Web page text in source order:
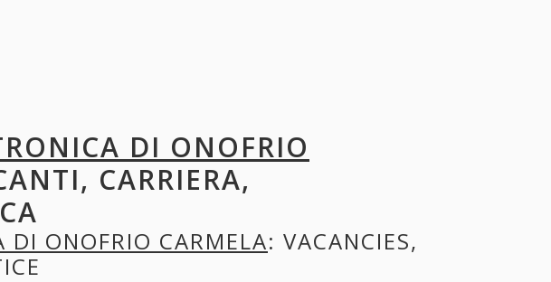
DI ONOFRIO
CARRIERA,
DI ONOFRIO CARMELA: VACANCIES,